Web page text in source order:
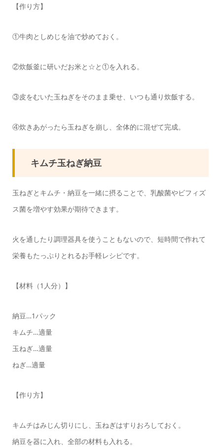
【作り方】
①牛肉としめじを油で炒めておく。
②炊飯釜に研いだお米と☆と①を入れる。
③皮をむいた玉ねぎをそのまま乗せ、いつも通り炊飯する。
④炊きあがったら玉ねぎを崩し、全体的に混ぜて完成。
キムチ玉ねぎ納豆
玉ねぎとキムチ・納豆を一緒に摂ることで、乳酸菌やビフィズ
ス菌を増やす効果が期待できます。
火を通したり調理器具を使うこともないので、短時間で作れて
栄養もたっぷりとれるお手軽レシピです。
【材料（1人分）】
納豆…1パック
キムチ…適量
玉ねぎ…適量
ねぎ…適量
【作り方】
キムチはみじん切りにし、玉ねぎはすりおろしておく。
納豆を器に入れ、全部の材料も入れる。